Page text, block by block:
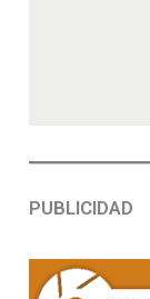
PUBLICIDAD